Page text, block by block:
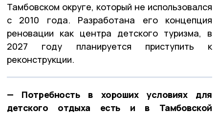
Тамбовском округе, который не использовался
с 2010 года. Разработана его концепция
реновации как центра детского туризма, в
2027 году планируется приступить к
реконструкции.
— Потребность в хороших условиях для
детского отдыха есть и в Тамбовской